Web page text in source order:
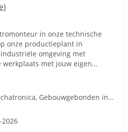
in onze technische
onze productieplant in
omgeving met
met jouw eigen...
Elektrotechniek, Mechatronica, Gebouwgebonden installaties